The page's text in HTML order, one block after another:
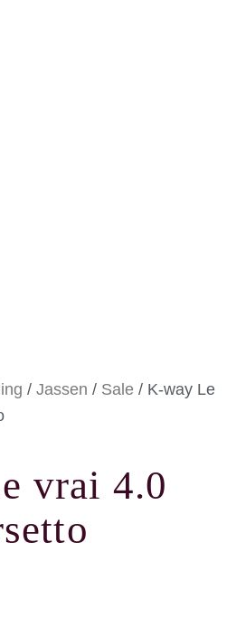
/ Jassen / Sale / K-way Le
vrai 4.0
PRIJS WAS:
€129,98.